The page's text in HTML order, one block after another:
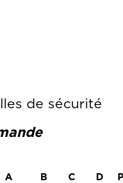
de sécurité
A B C D